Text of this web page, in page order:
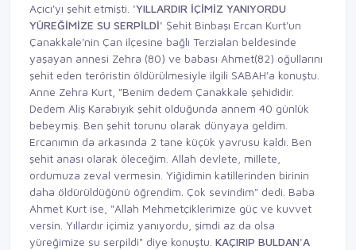
Açıcı'yı şehit etmişti. 'YILLARDIR İÇİMİZ YANIYORDU
YÜREĞİMİZE SU SERPİLDİ' Şehit Binbaşı Ercan Kurt'un
Çanakkale'nin Çan ilçesine bağlı Terzialan beldesinde
yaşayan annesi Zehra (80) ve babası Ahmet(82) oğullarını
şehit eden teröristin öldürülmesiyle ilgili SABAH'a konuştu.
Anne Zehra Kurt, "Benim dedem Çanakkale şehididir.
Dedem Aliş Karabıyık şehit olduğunda annem 40 günlük
bebeymiş. Ben şehit torunu olarak dünyaya geldim.
Ercanımın da arkasında 2 tane küçük yavrusu kaldı. Ben
şehit anası olarak öleceğim. Allah devlete, millete,
ordumuza zeval vermesin. Yiğidimin katillerinden birinin
daha öldürüldüğünü öğrendim. Çok sevindim" dedi. Baba
Ahmet Kurt ise, "Allah Mehmetçiklerimize güç ve kuvvet
versin. Yıllardır içimiz yanıyordu, şimdi az da olsa
yüreğimize su serpildi" diye konuştu. KAÇIRIP BULDAN'A